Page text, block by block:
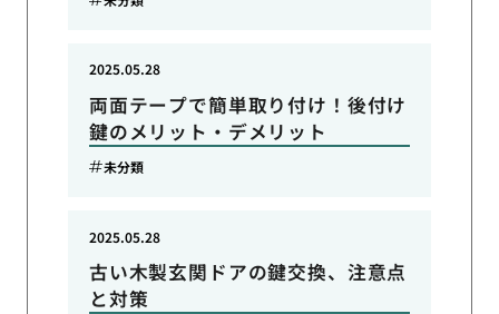
両面テープで簡単取り付け！後付け
鍵のメリット・デメリット
2025.05.28
未分類
古い木製玄関ドアの鍵交換、注意点
と対策
2025.05.28